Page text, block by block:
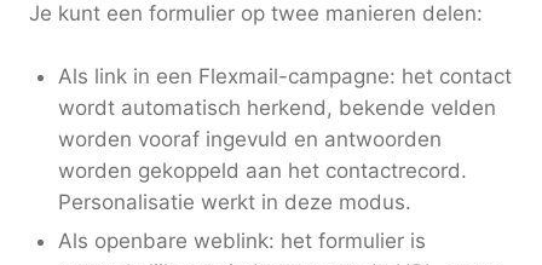
Je kunt een formulier op twee manieren delen:
Als link in een Flexmail-campagne: het contact
wordt automatisch herkend, bekende velden
worden vooraf ingevuld en antwoorden
worden gekoppeld aan het contactrecord.
Personalisatie werkt in deze modus.
Als openbare weblink: het formulier is